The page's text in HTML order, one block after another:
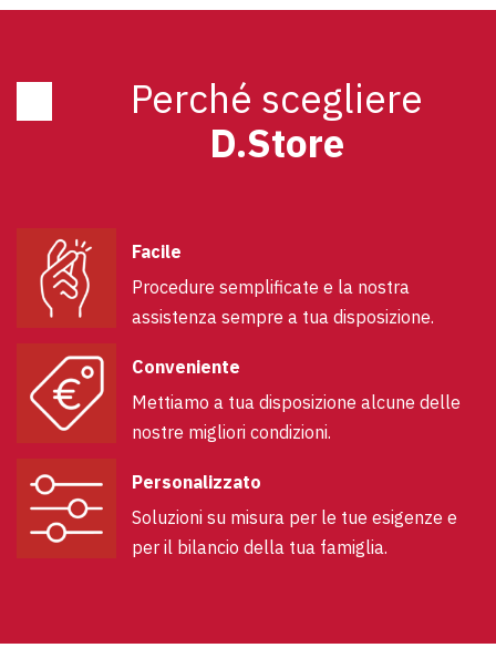
Perché scegliere
D.Store
Facile
Procedure semplificate e la nostra
assistenza sempre a tua disposizione.
Conveniente
Mettiamo a tua disposizione alcune delle
nostre migliori condizioni.
Personalizzato
Soluzioni su misura per le tue esigenze e
per il bilancio della tua famiglia.